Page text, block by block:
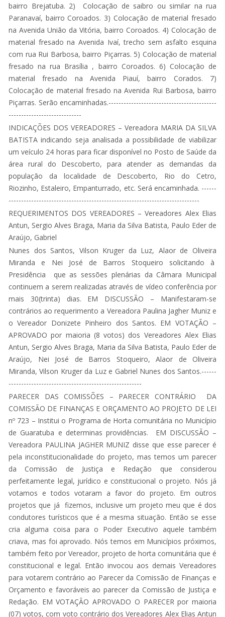
bairro Brejatuba. 2) Colocação de saibro ou similar na rua
Paranavaí, bairro Coroados. 3) Colocação de material fresado
na Avenida União da Vitória, bairro Coroados. 4) Colocação de
material fresado na Avenida Ivaí, trecho sem asfalto esquina
com rua Rui Barbosa, bairro Piçarras. 5) Colocação de material
fresado na rua Brasília , bairro Coroados. 6) Colocação de
material fresado na Avenida Piauí, bairro Corados. 7)
Colocação de material fresado na Avenida Rui Barbosa, bairro
Piçarras. Serão encaminhadas.-------------------------------------------
-----------------------------
INDICAÇÕES DOS VEREADORES – Vereadora MARIA DA SILVA
BATISTA indicando seja analisada a possibilidade de viabilizar
um veículo 24 horas para ficar disponível no Posto de Saúde da
área rural do Descoberto, para atender as demandas da
população da localidade de Descoberto, Rio do Cetro,
Riozinho, Estaleiro, Empanturrado, etc. Será encaminhada. ------
----------------------------------------------------------------------------
REQUERIMENTOS DOS VEREADORES – Vereadores Alex Elias
Antun, Sergio Alves Braga, Maria da Silva Batista, Paulo Eder de
Araújo, Gabriel
Nunes dos Santos, Vilson Kruger da Luz, Alaor de Oliveira
Miranda e Nei José de Barros Stoqueiro solicitando à
Presidência que as sessões plenárias da Câmara Municipal
continuem a serem realizadas através de vídeo conferência por
mais 30(trinta) dias. EM DISCUSSÃO – Manifestaram-se
contrários ao requerimento a Vereadora Paulina Jagher Muniz e
o Vereador Donizete Pinheiro dos Santos. EM VOTAÇÃO –
APROVADO por maioria (8 votos) dos Vereadores Alex Elias
Antun, Sergio Alves Braga, Maria da Silva Batista, Paulo Eder de
Araújo, Nei José de Barros Stoqueiro, Alaor de Oliveira
Miranda, Vilson Kruger da Luz e Gabriel Nunes dos Santos.------
-----------------------------------------------------
PARECER DAS COMISSÕES – PARECER CONTRÁRIO DA
COMISSÃO DE FINANÇAS E ORÇAMENTO AO PROJETO DE LEI
nº 723 – Institui o Programa de Horta comunitária no Município
de Guaratuba e determinas providências. EM DISCUSSÃO –
Vereadora PAULINA JAGHER MUNIZ disse que esse parecer é
pela inconstitucionalidade do projeto, mas temos um parecer
da Comissão de Justiça e Redação que considerou
perfeitamente legal, jurídico e constitucional o projeto. Nós já
votamos e todos votaram a favor do projeto. Em outros
projetos que já fizemos, inclusive um projeto meu que é dos
condutores turísticos que é a mesma situação. Então se esse
cria alguma coisa para o Poder Executivo aquele também
criava, mas foi aprovado. Nós temos em Municípios próximos,
também feito por Vereador, projeto de horta comunitária que é
constitucional e legal. Então invocou aos demais Vereadores
para votarem contrário ao Parecer da Comissão de Finanças e
Orçamento e favoráveis ao parecer da Comissão de Justiça e
Redação. EM VOTAÇÃO APROVADO O PARECER por maioria
(07) votos, com voto contrário dos Vereadores Alex Elias Antun